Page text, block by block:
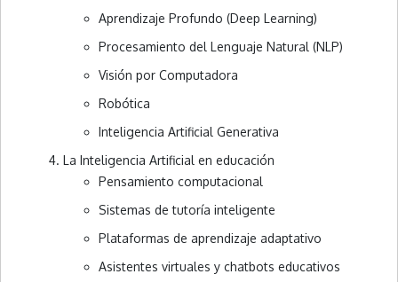
Aprendizaje Profundo (Deep Learning)
Procesamiento del Lenguaje Natural (NLP)
Visión por Computadora
Robótica
Inteligencia Artificial Generativa
La Inteligencia Artificial en educación
Pensamiento computacional
Sistemas de tutoría inteligente
Plataformas de aprendizaje adaptativo
Asistentes virtuales y chatbots educativos